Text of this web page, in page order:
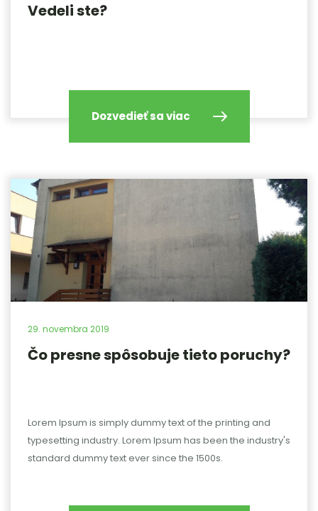
Vedeli ste?
Dozvedieť sa viac
29. novembra 2019
Čo presne spôsobuje tieto poruchy?
Lorem Ipsum is simply dummy text of the printing and
typesetting industry. Lorem Ipsum has been the industry's
standard dummy text ever since the 1500s.